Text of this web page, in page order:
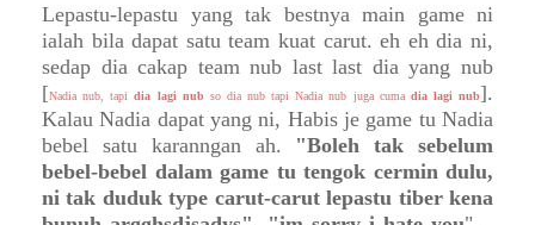
Lepastu-lepastu yang tak bestnya main game ni
ialah bila dapat satu team kuat carut. eh eh dia ni,
sedap dia cakap team nub last last dia yang nub
[Nadia nub, tapidia lagi nub so dia nub tapi Nadia nub juga cuma dia lagi nub].
Kalau Nadia dapat yang ni, Habis je game tu Nadia
bebel satu karanngan ah. "Boleh tak sebelum
bebel-bebel dalam game tu tengok cermin dulu,
ni tak duduk type carut-carut lepastu tiber kena